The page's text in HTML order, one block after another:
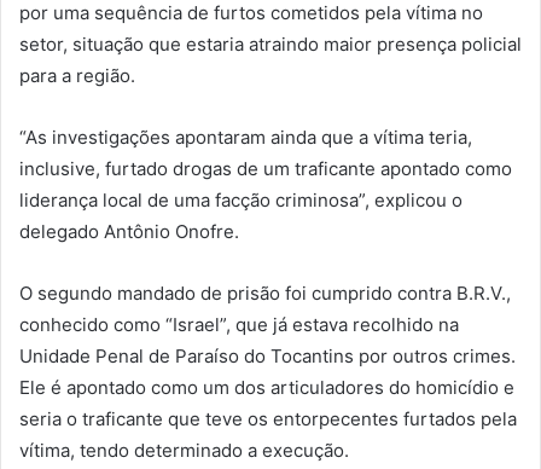
por uma sequência de furtos cometidos pela vítima no
setor, situação que estaria atraindo maior presença policial
para a região.
“As investigações apontaram ainda que a vítima teria,
inclusive, furtado drogas de um traficante apontado como
liderança local de uma facção criminosa”, explicou o
delegado Antônio Onofre.
O segundo mandado de prisão foi cumprido contra B.R.V.,
conhecido como “Israel”, que já estava recolhido na
Unidade Penal de Paraíso do Tocantins por outros crimes.
Ele é apontado como um dos articuladores do homicídio e
seria o traficante que teve os entorpecentes furtados pela
vítima, tendo determinado a execução.